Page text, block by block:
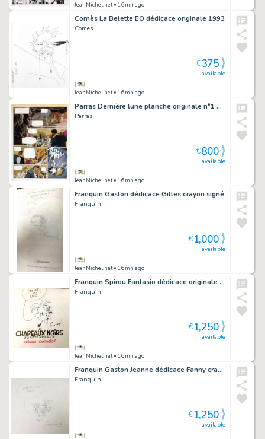
JeanMichel.net• 16mn ago
Comès La Belette EO dédicace originale 1993
Comes
JeanMichel.net• 16mn ago
available
€375
Parras Dernière lune planche originale n°1 1993
Parras
JeanMichel.net• 16mn ago
available
€800
Franquin Gaston dédicace Gilles crayon signé
Franquin
JeanMichel.net• 16mn ago
available
€1,000
Franquin Spirou Fantasio dédicace originale signée
Franquin
JeanMichel.net• 16mn ago
available
€1,250
Franquin Gaston Jeanne dédicace Fanny crayon signé
Franquin
available
€1,250